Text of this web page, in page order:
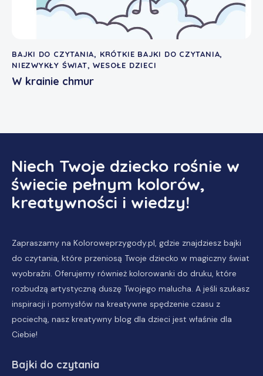
BAJKI DO CZYTANIA, KRÓTKIE BAJKI DO CZYTANIA,
NIEZWYKŁY ŚWIAT,WESOŁE DZIECI
W krainie chmur
Niech Twoje dziecko rośnie w
świecie pełnym kolorów,
kreatywności i wiedzy!
Zapraszamy na Koloroweprzygody.pl, gdzie znajdziesz bajki
do czytania, które przeniosą Twoje dziecko w magiczny świat
wyobraźni. Oferujemy również kolorowanki do druku, które
rozbudzą artystyczną duszę Twojego malucha. A jeśli szukasz
inspiracji i pomysłów na kreatywne spędzenie czasu z
pociechą, nasz kreatywny blog dla dzieci jest właśnie dla
Ciebie!
Bajki do czytania